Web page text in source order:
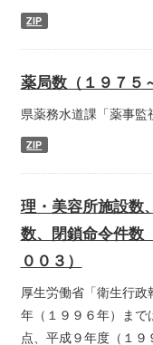
ZIP
薬局数（１９７５
県薬務水道課「薬事監
ZIP
理・美容所施設数
数、閉鎖命令件数
００３）
厚生労働省「衛生行政
年（１９９６年）まで
点、平成９年度（１９